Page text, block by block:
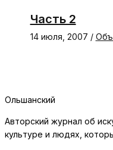
Часть 2
14 июля, 2007 /
Ольшанский
Авторский журнал об
культуре и людях,